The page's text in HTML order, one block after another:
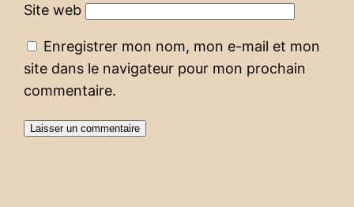
Site web
Enregistrer mon nom, mon e-mail et mon
site dans le navigateur pour mon prochain
commentaire.